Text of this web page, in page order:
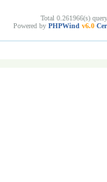
Total 0.261966(s)
Powered by PHPWind v6.0